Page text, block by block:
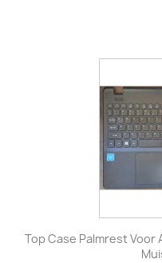
Top Case Palmrest Voor